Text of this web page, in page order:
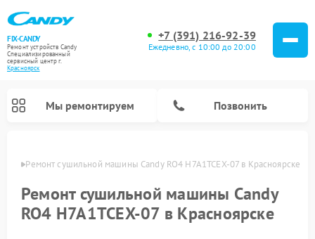
FIX-CANDY
Ремонт устройств Candy
Специализированный
cервисный центр г.
Красноярск
+7 (391) 216-92-39
Ежедневно, с 10:00 до 20:00
Мы ремонтируем Позвонить
Ремонт сушильной машины Candy RO4 H7A1TCEX-07 в Красноярске
Ремонт сушильной машины Candy
RO4 H7A1TCEX-07 в Красноярске